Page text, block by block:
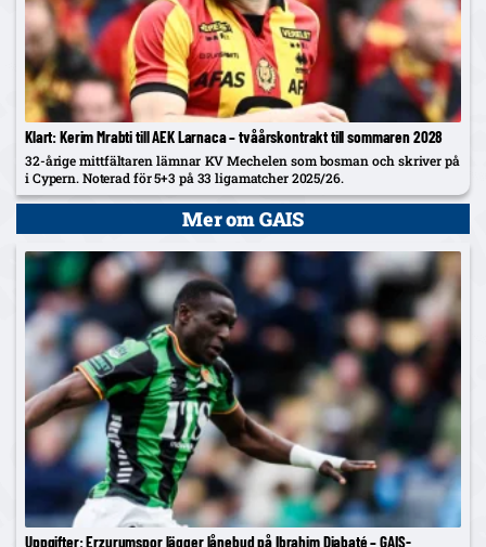
Klart: Kerim Mrabti till AEK Larnaca – tvåårskontrakt till sommaren 2028
32-årige mittfältaren lämnar KV Mechelen som bosman och skriver på
i Cypern. Noterad för 5+3 på 33 ligamatcher 2025/26.
Mer om GAIS
Uppgifter: Erzurumspor lägger lånebud på Ibrahim Diabaté – GAIS-